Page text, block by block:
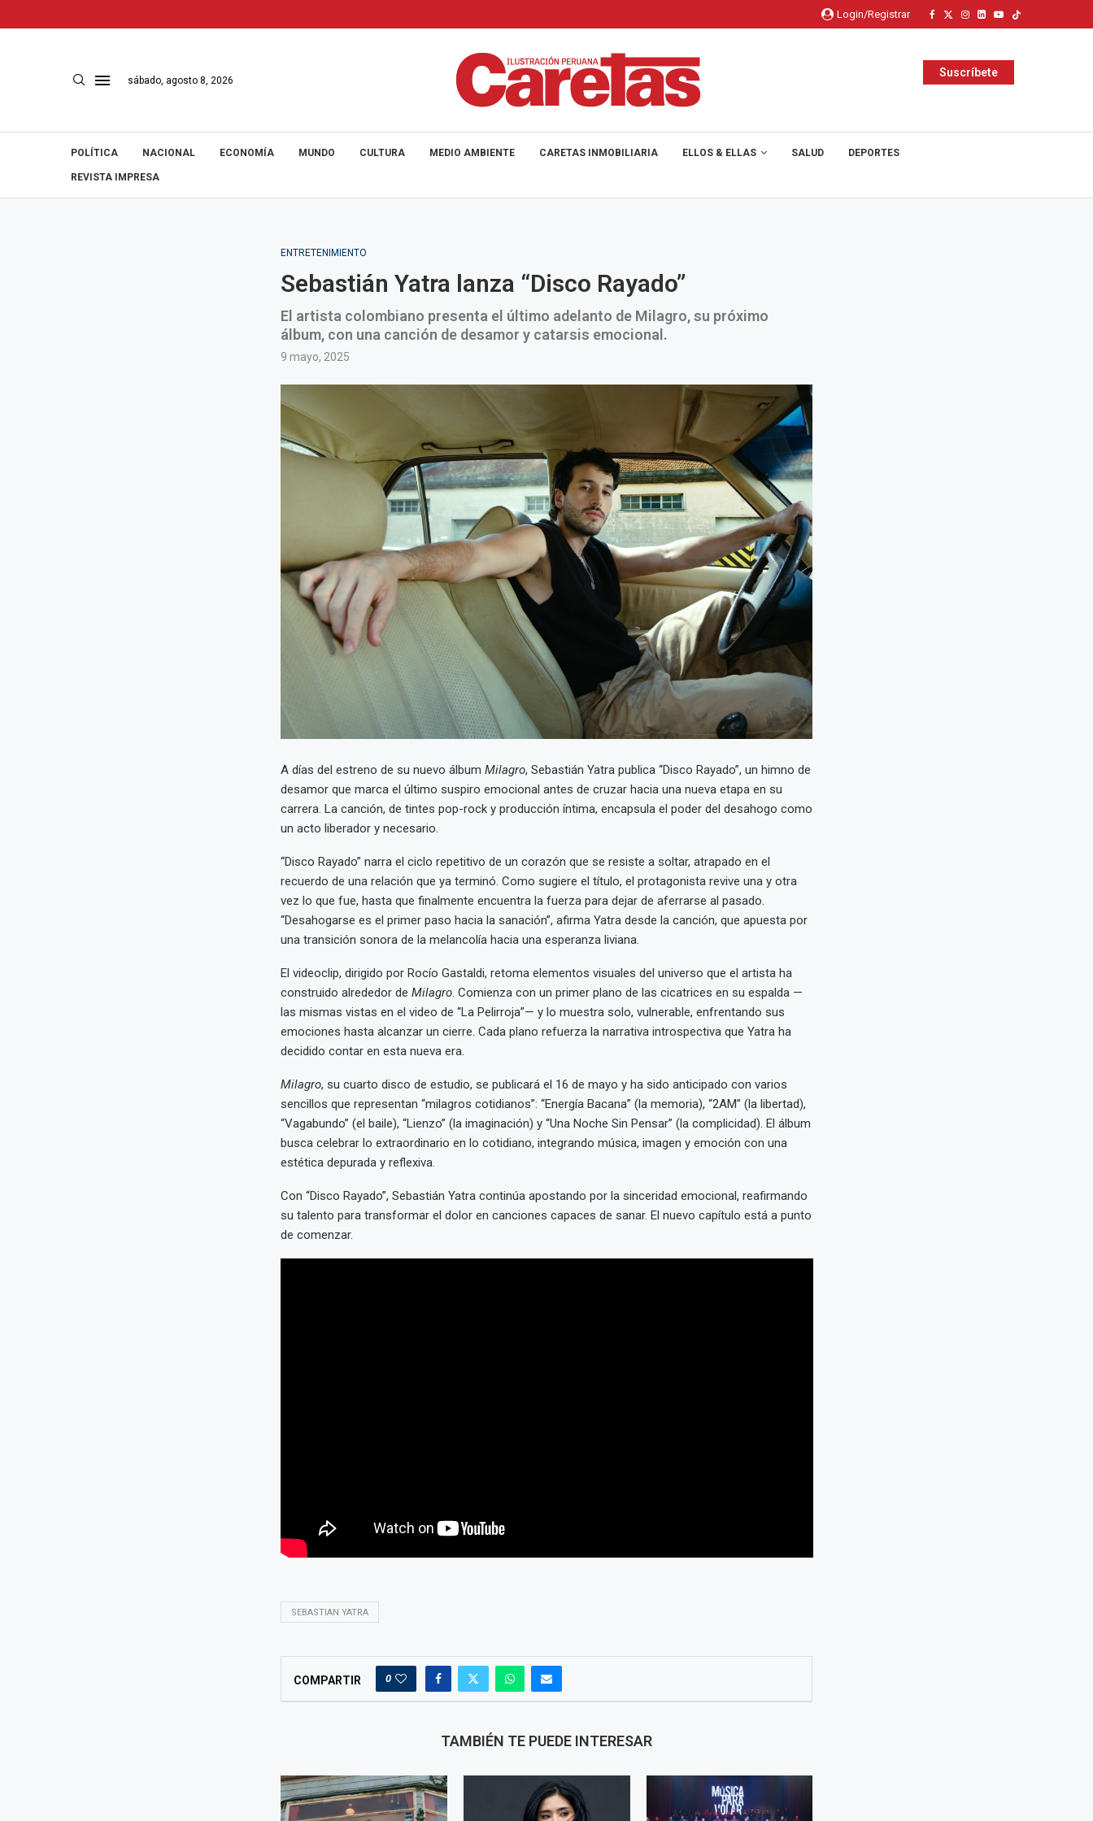
Login/Registrar
sábado, agosto 8, 2026
Suscríbete
POLÍTICA NACIONAL ECONOMÍA MUNDO CULTURA MEDIO AMBIENTE CARETAS INMOBILIARIA ELLOS & ELLAS SALUD DEPORTES
REVISTA IMPRESA
ENTRETENIMIENTO
Sebastián Yatra lanza “Disco Rayado”
El artista colombiano presenta el último adelanto de Milagro, su próximo
álbum, con una canción de desamor y catarsis emocional.
9 mayo, 2025
A días del estreno de su nuevo álbum Milagro, Sebastián Yatra publica “Disco Rayado”, un himno de
desamor que marca el último suspiro emocional antes de cruzar hacia una nueva etapa en su
carrera. La canción, de tintes pop-rock y producción íntima, encapsula el poder del desahogo como
un acto liberador y necesario.
“Disco Rayado” narra el ciclo repetitivo de un corazón que se resiste a soltar, atrapado en el
recuerdo de una relación que ya terminó. Como sugiere el título, el protagonista revive una y otra
vez lo que fue, hasta que finalmente encuentra la fuerza para dejar de aferrarse al pasado.
“Desahogarse es el primer paso hacia la sanación”, afirma Yatra desde la canción, que apuesta por
una transición sonora de la melancolía hacia una esperanza liviana.
El videoclip, dirigido por Rocío Gastaldi, retoma elementos visuales del universo que el artista ha
construido alrededor de Milagro. Comienza con un primer plano de las cicatrices en su espalda —
las mismas vistas en el video de “La Pelirroja”— y lo muestra solo, vulnerable, enfrentando sus
emociones hasta alcanzar un cierre. Cada plano refuerza la narrativa introspectiva que Yatra ha
decidido contar en esta nueva era.
Milagro, su cuarto disco de estudio, se publicará el 16 de mayo y ha sido anticipado con varios
sencillos que representan “milagros cotidianos”: “Energía Bacana” (la memoria), “2AM” (la libertad),
“Vagabundo” (el baile), “Lienzo” (la imaginación) y “Una Noche Sin Pensar” (la complicidad). El álbum
busca celebrar lo extraordinario en lo cotidiano, integrando música, imagen y emoción con una
estética depurada y reflexiva.
Con “Disco Rayado”, Sebastián Yatra continúa apostando por la sinceridad emocional, reafirmando
su talento para transformar el dolor en canciones capaces de sanar. El nuevo capítulo está a punto
de comenzar.
SEBASTIAN YATRA
COMPARTIR 0
TAMBIÉN TE PUEDE INTERESAR